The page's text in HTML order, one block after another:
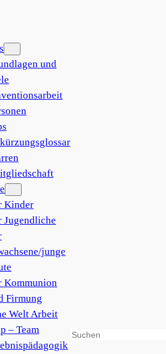
und
Kinder
Jugendliche
junge
Kommunion
Firmung
Welt Arbeit
– Team
Suchen